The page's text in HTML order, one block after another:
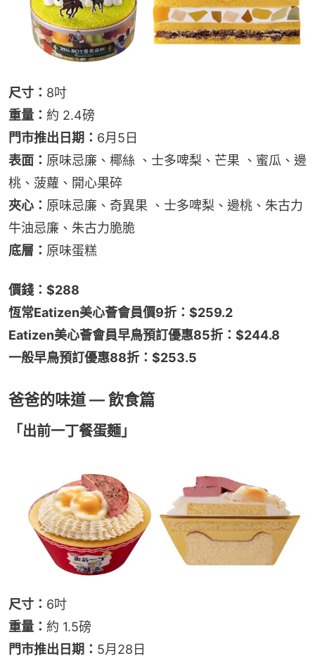
尺寸： 8吋
重量： 約 2.4磅
門市推出日期： 6月5日
表面： 原味忌廉、椰絲 、士多啤梨、芒果 、蜜瓜、邊
桃、菠蘿、開心果碎
夾心： 原味忌廉、奇異果 、士多啤梨、邊桃、朱古力
牛油忌廉、朱古力脆脆
底層： 原味蛋糕
價錢：$288
恆常Eatizen美心薈會員價9折：$259.2
Eatizen美心薈會員早鳥預訂優惠85折：$244.8
一般早鳥預訂優惠88折：$253.5
爸爸的味道 — 飲食篇
「出前一丁餐蛋麵」
尺寸： 6吋
重量： 約 1.5磅
門市推出日期： 5月28日